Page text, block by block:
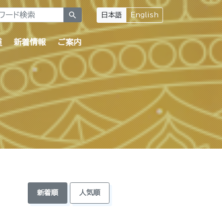
search 日本語 English
新着情報 ご案内
新着順 人気順